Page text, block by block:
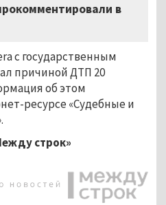
в
с государственным
причиной ДТП 20
об этом
ресурсе «Судебные и
строк»